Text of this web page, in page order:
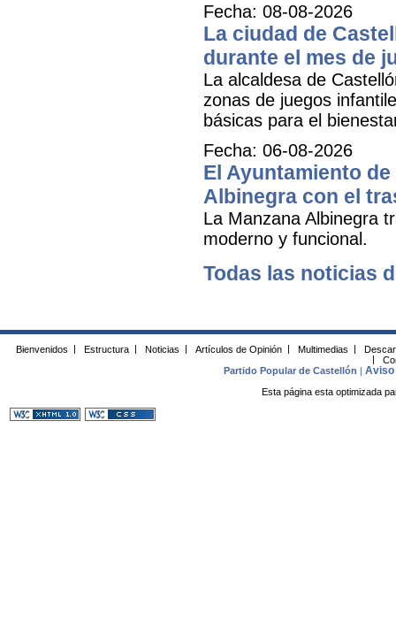
Fecha: 08-08-2026
La ciudad de
durante el mes de
La alcaldesa de
zonas de juegos
básicas para el
Fecha: 06-08-2026
El Ayuntamiento
Albinegra con el
La Manzana Albinegra
moderno y funcional.
Todas las noticias
Bienvenidos Estructura Noticias Artículos de Opinión Multimedias
Partido Popular de Castellón
|Aviso
Esta página esta optimizada